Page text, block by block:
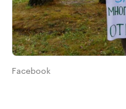
Facebook